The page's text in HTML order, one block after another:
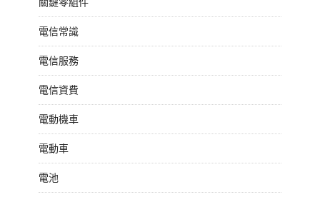
電信常識
電信服務
電信資費
電動機車
電動車
電池